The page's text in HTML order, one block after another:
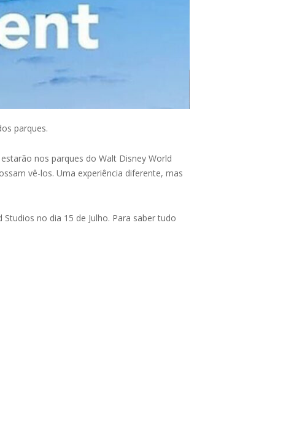
parques.
nos parques do Walt Disney World
vê-los. Uma experiência diferente, mas
no dia 15 de Julho. Para saber tudo